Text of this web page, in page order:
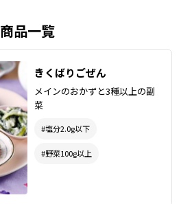
商品一覧
きくばりごぜん
メインのおかずと3種以上の副
菜
#塩分2.0g以下
#野菜100g以上